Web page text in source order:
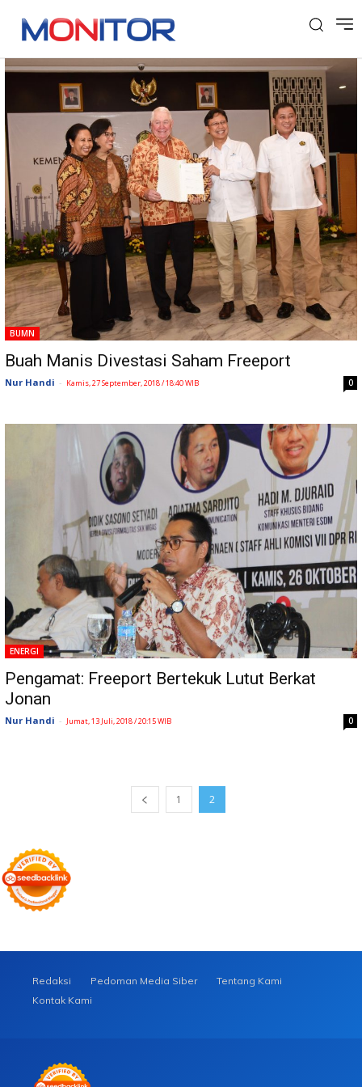
Tag: Freeport
BUMN
Buah Manis Divestasi Saham Freeport
Nur Handi - Kamis, 27 September, 2018 / 18:40 WIB 0
ENERGI
Pengamat: Freeport Bertekuk Lutut Berkat
Jonan
Nur Handi - Jumat, 13 Juli, 2018 / 20:15 WIB 0
1 2
Redaksi Pedoman Media Siber
Tentang Kami
Kontak Kami